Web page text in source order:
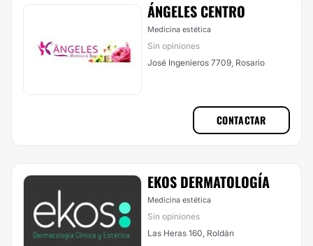
ÁNGELES CENTRO
Medicina estética
Sin opiniones
José Ingenieros 7709, Rosario
CONTACTAR
EKOS DERMATOLOGÍA
Medicina estética
Sin opiniones
Las Heras 160, Roldán